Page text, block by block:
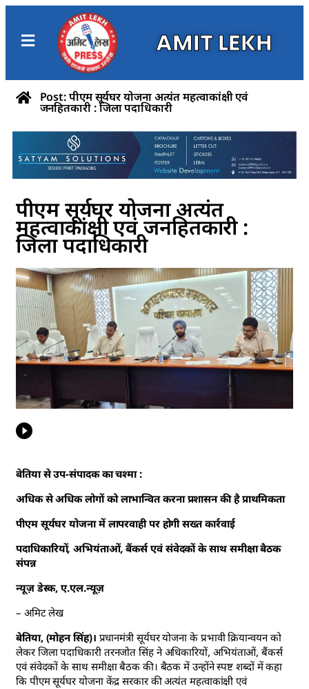
AMIT LEKH
Post: पीएम सूर्यघर योजना अत्यंत महत्वाकांक्षी एवं
जनहितकारी : जिला पदाधिकारी
पीएम सूर्यघर योजना अत्यंत
महत्वाकांक्षी एवं जनहितकारी :
जिला पदाधिकारी
बेतिया से उप-संपादक का चश्मा :
अधिक से अधिक लोगों को लाभान्वित करना प्रशासन की है प्राथमिकता
पीएम सूर्यघर योजना में लापरवाही पर होगी सख्त कार्रवाई
पदाधिकारियों, अभियंताओं, बैंकर्स एवं संवेदकों के साथ समीक्षा बैठक
संपन्न
न्यूज़ डेस्क, ए.एल.न्यूज़
– अमिट लेख
बेतिया, (मोहन सिंह)। प्रधानमंत्री सूर्यघर योजना के प्रभावी क्रियान्वयन को
लेकर जिला पदाधिकारी तरनजोत सिंह ने अधिकारियों, अभियंताओं, बैंकर्स
एवं संवेदकों के साथ समीक्षा बैठक की। बैठक में उन्होंने स्पष्ट शब्दों में कहा
कि पीएम सूर्यघर योजना केंद्र सरकार की अत्यंत महत्वाकांक्षी एवं